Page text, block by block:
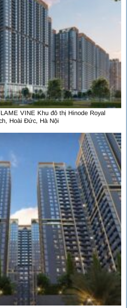
VINE Khu đô thị Hinode Royal
Hoài Đức, Hà Nội